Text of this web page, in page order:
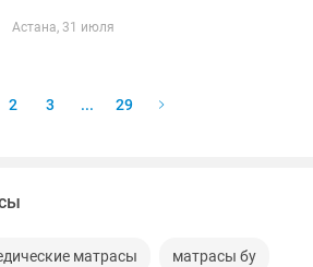
Астана, 31 июля
2 3 ... 29
матрасы матрасы бу